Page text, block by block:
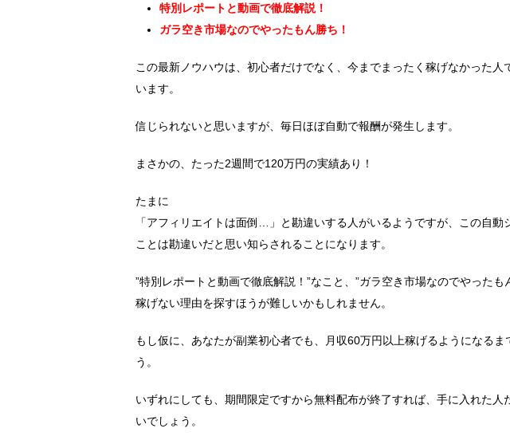
特別レポートと動画で徹底解説！
ガラ空き市場なのでやったもん勝ち！
この最新ノウハウは、初心者だけでなく、今までまったく稼げなかった
います。
信じられないと思いますが、毎日ほぼ自動で報酬が発生します。
まさかの、たった2週間で120万円の実績あり！
たまに
「アフィリエイトは面倒…」と勘違いする人がいるようですが、この自動
ことは勘違いだと思い知らされることになります。
”特別レポートと動画で徹底解説！”なこと、”ガラ空き市場なのでやったも
稼げない理由を探すほうが難しいかもしれません。
もし仮に、あなたが副業初心者でも、月収60万円以上稼げるようになる
う。
いずれにしても、期間限定ですから無料配布が終了すれば、手に入れた人
いでしょう。